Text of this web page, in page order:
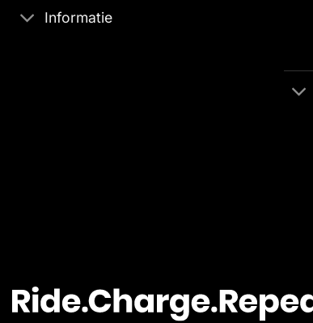
Informatie